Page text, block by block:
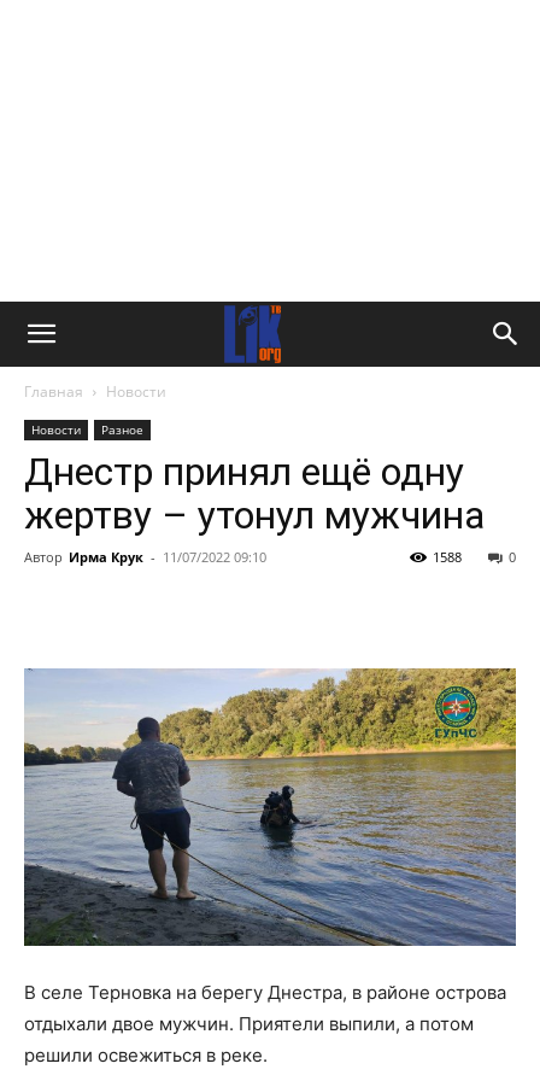
Главная Новости
Новости Разное
Днестр принял ещё одну
жертву – утонул мужчина
Автор Ирма Крук - 11/07/2022 09:10 0
1588
В селе Терновка на берегу Днестра, в районе острова
отдыхали двое мужчин. Приятели выпили, а потом
решили освежиться в реке.